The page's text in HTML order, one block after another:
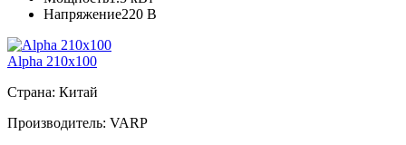
Напряжение220 В
Alpha 210x100
Страна: Китай
Производитель: VARP